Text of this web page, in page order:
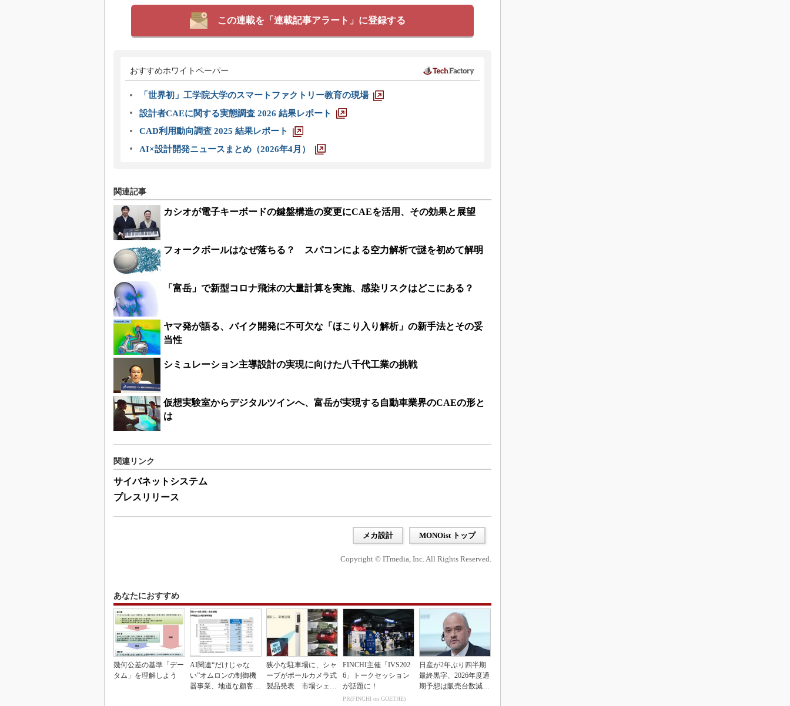
この連載を「連載記事アラート」に登録する
おすすめホワイトペーパー
「世界初」工学院大学のスマートファクトリー教育の現場
設計者CAEに関する実態調査 2026 結果レポート
CAD利用動向調査 2025 結果レポート
AI×設計開発ニュースまとめ（2026年4月）
関連記事
カシオが電子キーボードの鍵盤構造の変更にCAEを活用、その効果と展望
フォークボールはなぜ落ちる？ スパコンによる空力解析で謎を初めて解明
「富岳」で新型コロナ飛沫の大量計算を実施、感染リスクはどこにある？
ヤマ発が語る、バイク開発に不可欠な「ほこり入り解析」の新手法とその妥
当性
シミュレーション主導設計の実現に向けた八千代工業の挑戦
仮想実験室からデジタルツインへ、富岳が実現する自動車業界のCAEの形と
は
関連リンク
サイバネットシステム
プレスリリース
メカ設計 MONOist トップ
Copyright © ITmedia, Inc. All Rights Reserved.
あなたにおすすめ
幾何公差の基準「デー
タム」を理解しよう
AI関連“だけじゃな
い”オムロンの制御機
器事業、地道な顧客基
狭小な駐車場に、シャ
ープがポールカメラ式
製品発表 市場シェア
FINCHI主催「IVS202
6」トークセッション
が話題に！
PR(FINCHI on GOETHE)
日産が2年ぶり四半期
最終黒字、2026年度通
期予想は販売台数減も